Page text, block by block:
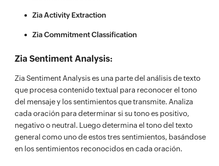
Zia Activity Extraction
Zia Commitment Classification
Zia Sentiment Analysis:
Zia Sentiment Analysis es una parte del análisis de texto
que procesa contenido textual para reconocer el tono
del mensaje y los sentimientos que transmite. Analiza
cada oración para determinar si su tono es positivo,
negativo o neutral. Luego determina el tono del texto
general como uno de estos tres sentimientos, basándose
en los sentimientos reconocidos en cada oración.